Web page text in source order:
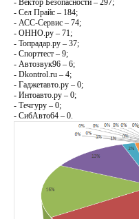
- Вектор Безопасности – 297;
- Сел Прайс – 184;
- АСС-Сервис – 74;
- ОННО.ру – 71;
- Топрадар.ру – 37;
- Спорттест – 9;
- Автозвук96 – 6;
- Dkontrol.ru – 4;
- Гаджетавто.ру – 0;
- Интоавто.ру – 0;
- Течгуру – 0;
- СибАвто64 – 0.